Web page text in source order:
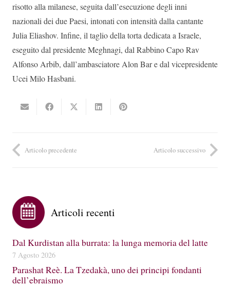
risotto alla milanese, seguita dall’esecuzione degli inni
nazionali dei due Paesi, intonati con intensità dalla cantante
Julia Eliashov. Infine, il taglio della torta dedicata a Israele,
eseguito dal presidente Meghnagi, dal Rabbino Capo Rav
Alfonso Arbib, dall’ambasciatore Alon Bar e dal vicepresidente
Ucei Milo Hasbani.
Articolo precedente Articolo successivo
Articoli recenti
Dal Kurdistan alla burrata: la lunga memoria del latte
7 Agosto 2026
Parashat Reè. La Tzedakà, uno dei principi fondanti
dell’ebraismo